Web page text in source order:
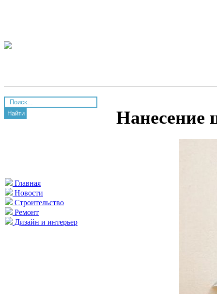
Найти
Главная
Новости
Строительство
Ремонт
Дизайн и интерьер
Нанесение